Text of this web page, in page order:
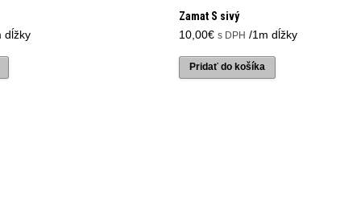
dĺžky
Zamat S sivý
10,00€ s DPH /1m dĺžky
Pridať do košíka